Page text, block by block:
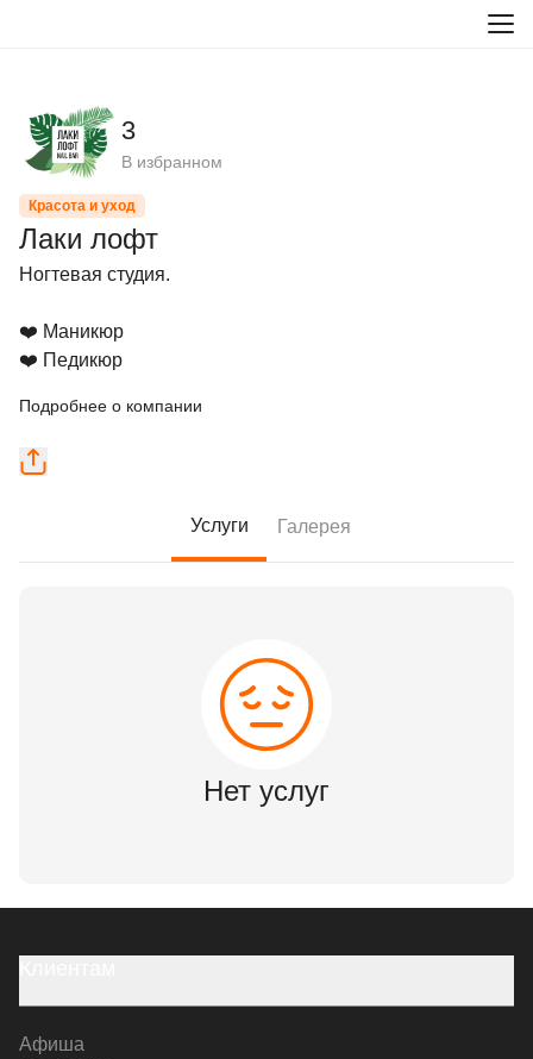
3
В избранном
Красота и уход
Лаки лофт
Ногтевая студия.
❤️ Маникюр
❤️ Педикюр
Подробнее о компании
Услуги Галерея
Нет услуг
Афиша